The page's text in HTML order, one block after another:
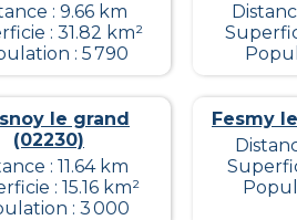
: 9.66 km
: 31.82 km²
: 5 790
le grand
(02230)
: 11.64 km
: 15.16 km²
: 3 000
Fesmy